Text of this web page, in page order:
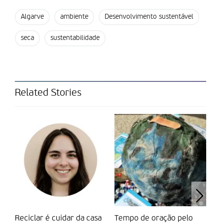
Algarve ambiente Desenvolvimento sustentável
seca sustentabilidade
Related Stories
Reciclar é cuidar da casa
Tempo de oração pelo